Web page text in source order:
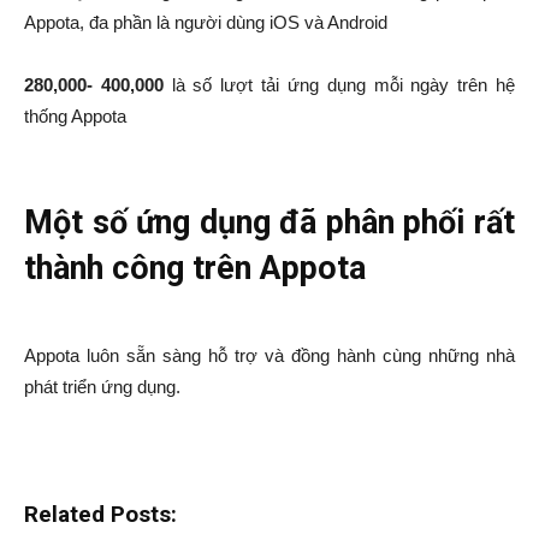
Appota, đa phần là người dùng iOS và Android
280,000- 400,000là số lượt tải ứng dụng mỗi ngày trên hệ
thống Appota
Một số ứng dụng đã phân phối rất
thành công trên Appota
Appota luôn sẵn sàng hỗ trợ và đồng hành cùng những nhà
phát triển ứng dụng.
Related Posts: